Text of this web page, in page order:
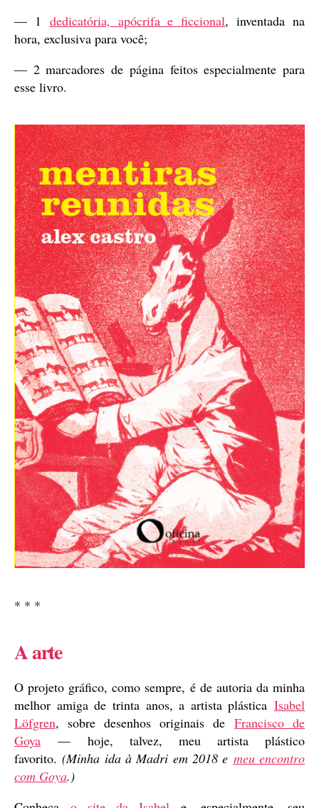
— 1 dedicatória, apócrifa e ficcional, inventada na
hora, exclusiva para você;
— 2 marcadores de página feitos especialmente para
esse livro.
* * *
A arte
O projeto gráfico, como sempre, é de autoria da minha
melhor amiga de trinta anos, a artista plástica Isabel
Löfgren, sobre desenhos originais de Francisco de
Goya — hoje, talvez, meu artista plástico
favorito.(Minha ida à Madri em 2018 e meu encontro
com Goya.)